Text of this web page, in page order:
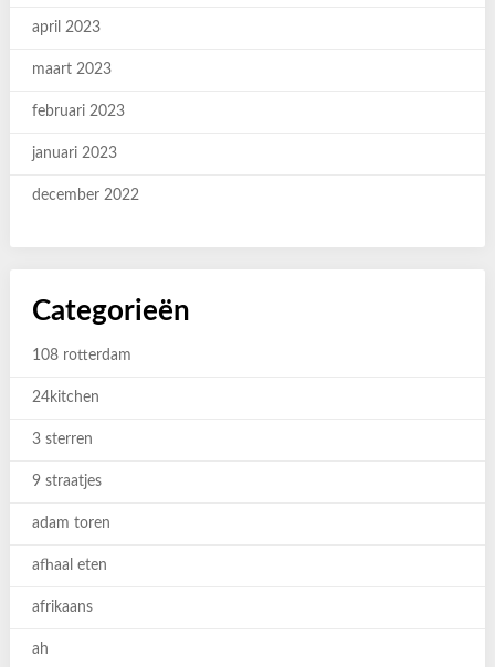
april 2023
maart 2023
februari 2023
januari 2023
december 2022
Categorieën
108 rotterdam
24kitchen
3 sterren
9 straatjes
adam toren
afhaal eten
afrikaans
ah